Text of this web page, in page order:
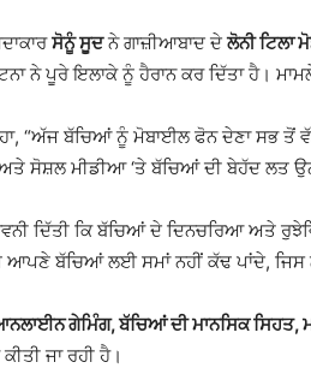
ਸੋਨੂੰ ਸੂਦਨੇ ਗਾਜ਼ੀਆਬਾਦ ਦੇਲੋਨੀ ਟਿਲਾ
ਨੇ ਪੂਰੇ ਇਲਾਕੇ ਨੂੰ ਹੈਰਾਨ ਕਰ ਦਿੱਤਾ ਹੈ।
“ਅੱਜ ਬੱਚਿਆਂ ਨੂੰ ਮੋਬਾਈਲ ਫੋਨ ਦੇਣਾ ਸਭ ਤੋਂ
ਸੋਸ਼ਲ ਮੀਡੀਆ ‘ਤੇ ਬੱਚਿਆਂ ਦੀ ਬੇਹੱਦ ਲਤ
ਦਿੱਤੀ ਕਿ ਬੱਚਿਆਂ ਦੇ ਦਿਨਚਰਿਆ ਅਤੇ
ਆਪਣੇ ਬੱਚਿਆਂ ਲਈ ਸਮਾਂ ਨਹੀਂ ਕੱਢ ਪਾਂਦੇ,
ਗੇਮਿੰਗ, ਬੱਚਿਆਂ ਦੀ ਮਾਨਸਿਕ ਸਿਹਤ,
ਜਾ ਰਹੀ ਹੈ।